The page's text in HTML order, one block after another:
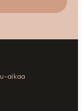
aikaa